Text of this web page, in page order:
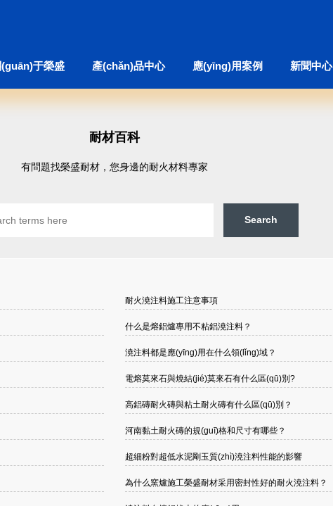
(guān)于榮盛 產(chǎn)品中心 應(yīng)用案例 新聞中心
耐材百科
有問題找榮盛耐材，您身邊的耐火材料專家
耐火澆注料施工注意事項
什么是熔鋁爐專用不粘鋁澆注料？
澆注料都是應(yīng)用在什么領(lǐng)域？
電熔莫來石與燒結(jié)莫來石有什么區(qū)別?
高鋁磚耐火磚與粘土耐火磚有什么區(qū)別？
河南黏土耐火磚的規(guī)格和尺寸有哪些？
超細粉對超低水泥剛玉質(zhì)澆注料性能的影響
為什么窯爐施工榮盛耐材采用密封性好的耐火澆注料？